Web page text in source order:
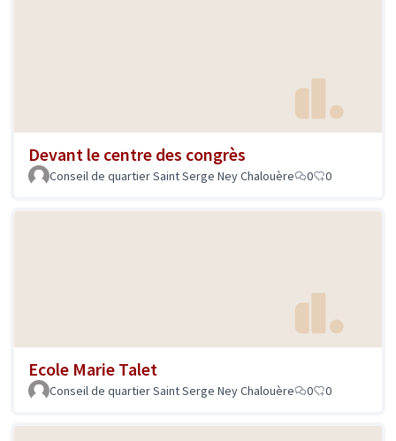
Devant le centre des congrès
Conseil de quartier Saint Serge Ney Chalouère 0 0
Ecole Marie Talet
Conseil de quartier Saint Serge Ney Chalouère 0 0